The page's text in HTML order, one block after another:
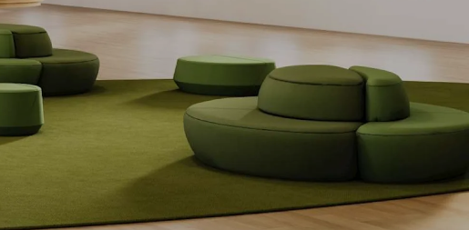
Wardrobe
Partition & Sliding Door